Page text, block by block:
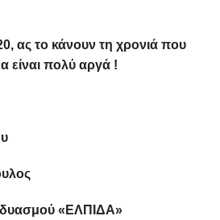
ας το κάνουν τη χρονιά που
είναι πολύ αργά !
«ΕΛΠΙΔΑ»